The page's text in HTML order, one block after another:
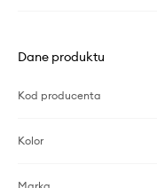
Dane produktu
Kod producenta
Kolor